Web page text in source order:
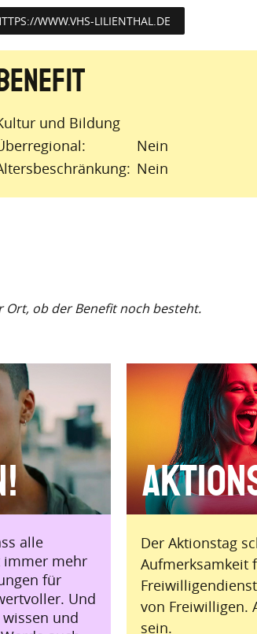
WWW.VHS-LILIENTHAL.DE
und Bildung
Nein
Nein
ob der Benefit noch besteht.
alle
immer mehr
für
Und
und
Der Aktionstag
Aufmerksamkeit
von Freiwilligen.
sein.